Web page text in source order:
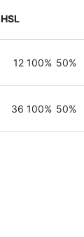
HSL
12 100% 50%
36 100% 50%